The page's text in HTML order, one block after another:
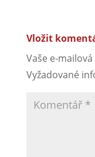
Vložit
Vaše e-
Vyžadované